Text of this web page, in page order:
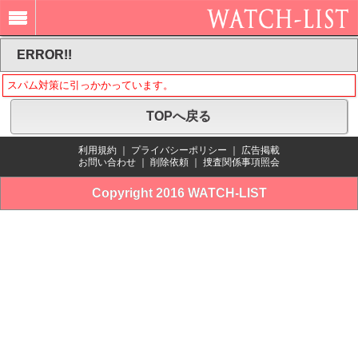
ERROR!!
スパム対策に引っかかっています。
TOPへ戻る
利用規約 プライバシーポリシー
広告掲載
お問い合わせ
削除依頼 捜査関係事項照会
Copyright 2016 WATCH-LIST